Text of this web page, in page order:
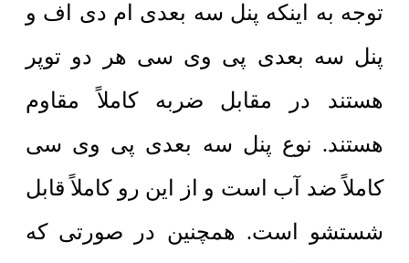
توجه به اینکه پنل سه بعدی ام دی اف و
پنل سه بعدی پی وی سی هر دو توپر
هستند در مقابل ضربه کاملاً مقاوم
هستند. نوع پنل سه بعدی پی وی سی
کاملاً ضد آب است و از این رو کاملاً قابل
شستشو است. همچنین در صورتی که